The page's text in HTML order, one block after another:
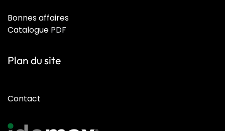
Bonnes affaires
Catalogue PDF
Plan du site
Contact